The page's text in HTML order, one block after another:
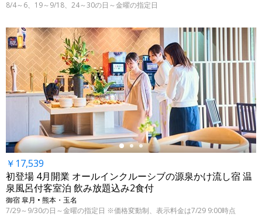
8/4～6、19～9/18、24～30の日～金曜の指定日
←
￥17,539
初登場 4月開業 オールインクルーシブの源泉かけ流し宿 温
泉風呂付客室泊 飲み放題込み2食付
御宿 皐月 • 熊本・玉名
7/29～9/30の日～金曜の指定日 ※価格変動制、表示料金は7/29 9:00時点